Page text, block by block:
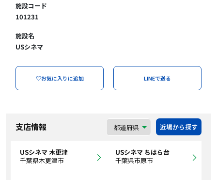
施設コード
101231
施設名
USシネマ
♡お気に入りに追加 LINEで送る
支店情報 近場から探す
USシネマ 木更津
千葉県木更津市
USシネマ ちはら台
千葉県市原市